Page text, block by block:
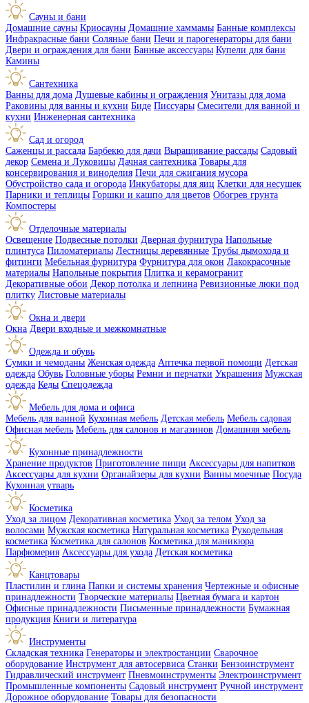
Сауны и бани
Домашние сауны Криосауны Домашние хаммамы Банные комплексы
Инфракрасные бани Соляные бани Печи и парогенераторы для бани
Двери и ограждения для бани Банные аксессуары Купели для бани
Камины
Сантехника
Ванны для дома Душевые кабины и ограждения Унитазы для дома
Раковины для ванны и кухни Биде Писсуары Смесители для ванной и
кухни Инженерная сантехника
Сад и огород
Саженцы и рассада Барбекю для дачи Выращивание рассады Садовый
декор Семена и Луковицы Дачная сантехника Товары для
консервирования и виноделия Печи для сжигания мусора
Обустройство сада и огорода Инкубаторы для яиц Клетки для несушек
Парники и теплицы Горшки и кашпо для цветов Обогрев грунта
Компостеры
Отделочные материалы
Освещение Подвесные потолки Дверная фурнитура Напольные
плинтуса Пиломатериалы Лестницы деревянные Трубы дымохода и
фитинги Мебельная фурнитура Фурнитура для окон Лакокрасочные
материалы Напольные покрытия Плитка и керамогранит
Декоративные обои Декор потолка и лепнина Ревизионные люки под
плитку Листовые материалы
Окна и двери
Окна Двери входные и межкомнатные
Одежда и обувь
Сумки и чемоданы Женская одежда Аптечка первой помощи Детская
одежда Обувь Головные уборы Ремни и перчатки Украшения Мужская
одежда Кеды Спецодежда
Мебель для дома и офиса
Мебель для ванной Кухонная мебель Детская мебель Мебель садовая
Офисная мебель Мебель для салонов и магазинов Домашняя мебель
Кухонные принадлежности
Хранение продуктов Приготовление пищи Аксессуары для напитков
Аксессуары для кухни Органайзеры для кухни Ванны моечные Посуда
Кухонная утварь
Косметика
Уход за лицом Декоративная косметика Уход за телом Уход за
волосами Мужская косметика Натуральная косметика Рукодельная
косметика Косметика для салонов Косметика для маникюра
Парфюмерия Аксессуары для ухода Детская косметика
Канцтовары
Пластилин и глина Папки и системы хранения Чертежные и офисные
принадлежности Творческие материалы Цветная бумага и картон
Офисные принадлежности Письменные принадлежности Бумажная
продукция Книги и литература
Инструменты
Складская техника Генераторы и электростанции Сварочное
оборудование Инструмент для автосервиса Станки Бензоинструмент
Гидравлический инструмент Пневмоинструменты Электроинструмент
Промышленные компоненты Садовый инструмент Ручной инструмент
Дорожное оборудование Товары для безопасности